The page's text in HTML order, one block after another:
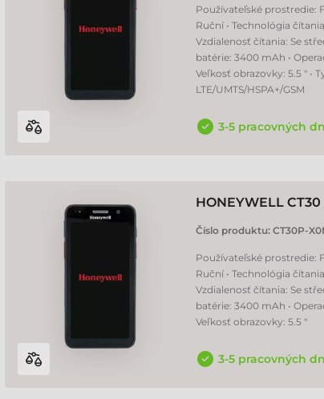
Používateľské prostredie:
Ruční • Technológia
Vzdialenosť čítania: Se
batérie: 3400 mAh •
Veľkosť obrazovky: 5.5 " •
LTE/UMTS/HSPA+/GSM
3-5 pracovných
HONEYWELL
Číslo produktu: CT30P-
Používateľské prostredie:
Ruční • Technológia
Vzdialenosť čítania: Se
batérie: 3400 mAh •
Veľkosť obrazovky: 5.5 "
3-5 pracovných